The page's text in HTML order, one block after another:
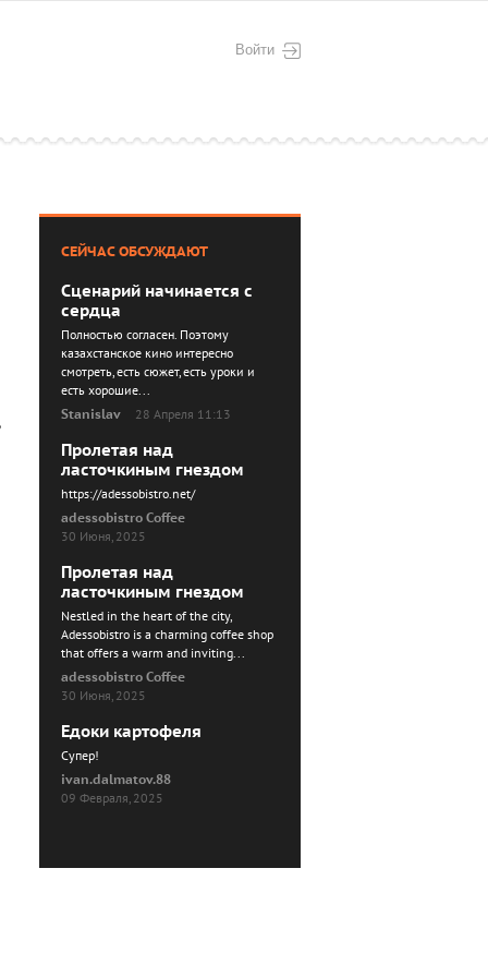
Войти
СЕЙЧАС ОБСУЖДАЮТ
Сценарий начинается с
сердца
Полностью согласен. Поэтому
казахстанское кино интересно
смотреть, есть сюжет, есть уроки и
есть хорошие...
Stanislav
28 Апреля 11:13
Пролетая над
ласточкиным гнездом
https://adessobistro.net/
adessobistro Coffee
30 Июня, 2025
Пролетая над
ласточкиным гнездом
Nestled in the heart of the city,
Adessobistro is a charming coffee shop
that offers a warm and inviting...
adessobistro Coffee
30 Июня, 2025
Едоки картофеля
Cупер!
ivan.dalmatov.88
09 Февраля, 2025